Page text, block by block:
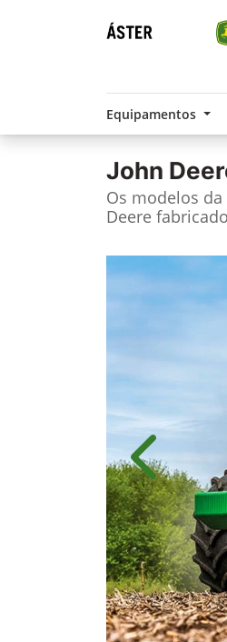
Equipamentos
John
Os modelos
Deere
Anterior